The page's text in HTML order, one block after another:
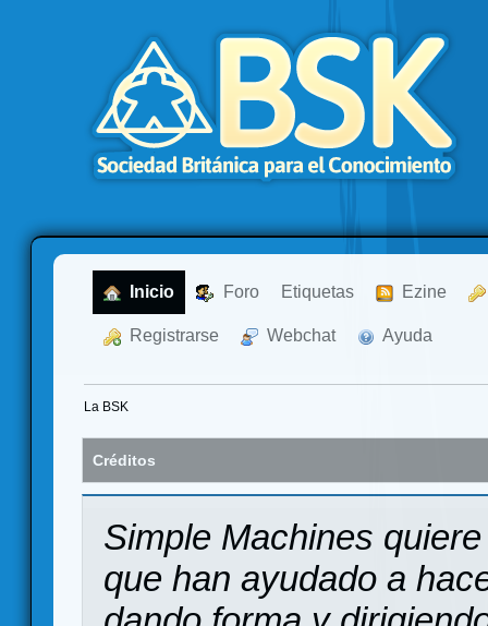
Inicio Foro Etiquetas Ezine
Registrarse Webchat Ayuda
La BSK
Créditos
Simple Machines
que han ayudado a